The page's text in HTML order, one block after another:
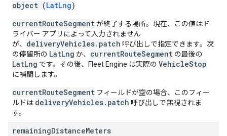
object (LatLng)
currentRouteSegmentが終了する場所。現在、この値はド
ライバー アプリによって入力されません
が、 deliveryVehicles.patch 呼び出しで指定できます。次
の停留所の LatLng か、 currentRouteSegment の最後の
LatLng です。その後、Fleet Engine は実際の VehicleStop
に補間します。
currentRouteSegment フィールドが空の場合、このフィー
ルドは deliveryVehicles.patch 呼び出しで無視されま
す。
remainingDistanceMeters